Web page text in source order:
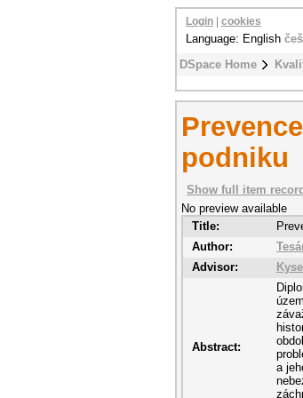
DSpace Home
Login cookies
Language: English
podniku
Show full item record
No preview available
Title:
Author:
Advisor:
Abstract:
a